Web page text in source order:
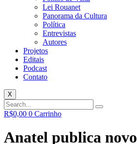
Lei Rouanet
Panorama da Cultura
Política
Entrevistas
Autores
Projetos
Editais
Podcast
Contato
X
R$0,00 0 Carrinho
Anatel publica novo